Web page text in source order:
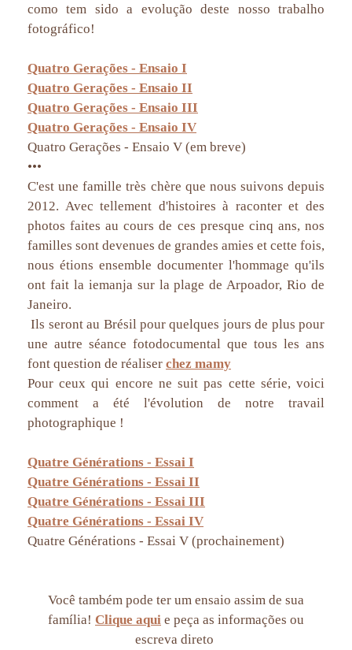
como tem sido a evolução deste nosso trabalho
fotográfico!
Quatro Gerações - Ensaio I
Quatro Gerações - Ensaio II
Quatro Gerações - Ensaio III
Quatro Gerações - Ensaio IV
Quatro Gerações - Ensaio V (em breve)
•••
C'est une famille très chère que nous suivons depuis
2012. Avec tellement d'histoires à raconter et des
photos faites au cours de ces presque cinq ans, nos
familles sont devenues de grandes amies et cette fois,
nous étions ensemble documenter l'hommage qu'ils
ont fait la iemanja sur la plage de Arpoador, Rio de
Janeiro.
Ils seront au Brésil pour quelques jours de plus pour
une autre séance fotodocumental que tous les ans
font question de réaliser chez mamy
Pour ceux qui encore ne suit pas cette série, voici
comment a été l'évolution de notre travail
photographique !
Quatre Générations - Essai I
Quatre Générations - Essai II
Quatre Générations - Essai III
Quatre Générations - Essai IV
Quatre Générations - Essai V (prochainement)
Você também pode ter um ensaio assim de sua
família! Clique aqui e peça as informações ou
escreva direto